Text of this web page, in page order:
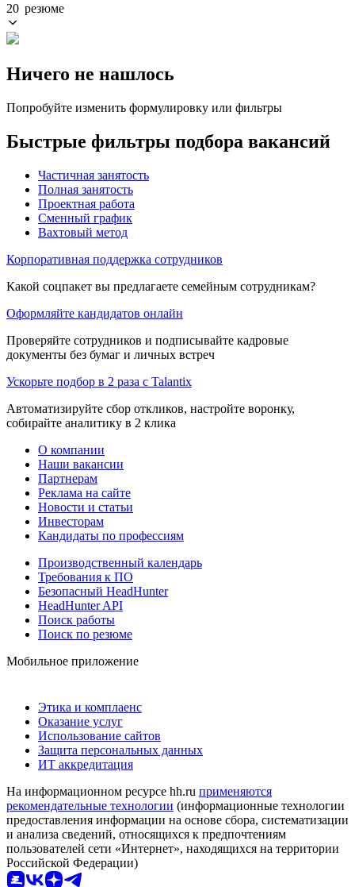
20 резюме
Ничего не нашлось
Попробуйте изменить формулировку или фильтры
Быстрые фильтры подбора вакансий
Частичная занятость
Полная занятость
Проектная работа
Сменный график
Вахтовый метод
Корпоративная поддержка сотрудников
Какой соцпакет вы предлагаете семейным сотрудникам?
Оформляйте кандидатов онлайн
Проверяйте сотрудников и подписывайте кадровые
документы без бумаг и личных встреч
Ускорьте подбор в 2 раза с Talantix
Автоматизируйте сбор откликов, настройте воронку,
собирайте аналитику в 2 клика
О компании
Наши вакансии
Партнерам
Реклама на сайте
Новости и статьи
Инвесторам
Кандидаты по профессиям
Производственный календарь
Требования к ПО
Безопасный HeadHunter
HeadHunter API
Поиск работы
Поиск по резюме
Мобильное приложение
Этика и комплаенс
Оказание услуг
Использование сайтов
Защита персональных данных
ИТ аккредитация
На информационном ресурсе hh.ru применяются
рекомендательные технологии (информационные технологии
предоставления информации на основе сбора, систематизации
и анализа сведений, относящихся к предпочтениям
пользователей сети «Интернет», находящихся на территории
Российской Федерации)